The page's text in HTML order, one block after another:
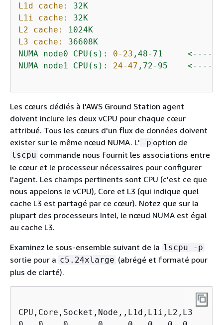
L1d cache:
32K
L1i cache:
32K
L2 cache:
1024K
L3 cache:
36608K
NUMA
node0 CPU(s): 0-23 ,48-71
<------
NUMA
node1 CPU(s): 24-47 ,72-95 <------
Les cœurs dédiés à l'AWS Ground Station agent
doivent inclure les deux vCPU pour chaque cœur
attribué. Tous les cœurs d'un flux de données doivent
exister sur le même nœud NUMA. L' -p option de
lscpu commande nous fournit les associations entre
le cœur et le processeur nécessaires pour configurer
l'agent. Les champs pertinents sont CPU (c'est ce que
nous appelons le vCPU), Core et L3 (qui indique quel
cache L3 est partagé par ce cœur). Notez que sur la
plupart des processeurs Intel, le nœud NUMA est égal
au cache L3.
Examinez le sous-ensemble suivant de la lscpu -p
sortie pour a c5.24xlarge (abrégé et formaté pour
plus de clarté).
CPU,Core,Socket,Node,,L1d,L1i,L2,L3